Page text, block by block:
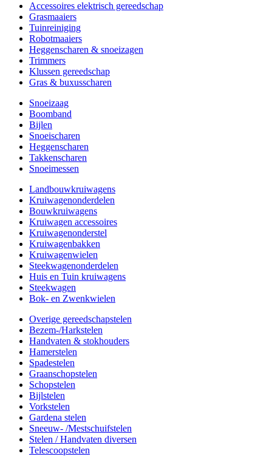
Accessoires elektrisch gereedschap
Grasmaaiers
Tuinreiniging
Robotmaaiers
Heggenscharen & snoeizagen
Trimmers
Klussen gereedschap
Gras & buxusscharen
Snoeizaag
Boomband
Bijlen
Snoeischaren
Heggenscharen
Takkenscharen
Snoeimessen
Landbouwkruiwagens
Kruiwagenonderdelen
Bouwkruiwagens
Kruiwagen accessoires
Kruiwagenonderstel
Kruiwagenbakken
Kruiwagenwielen
Steekwagenonderdelen
Huis en Tuin kruiwagens
Steekwagen
Bok- en Zwenkwielen
Overige gereedschapstelen
Bezem-/Harkstelen
Handvaten & stokhouders
Hamerstelen
Spadestelen
Graanschopstelen
Schopstelen
Bijlstelen
Vorkstelen
Gardena stelen
Sneeuw- /Mestschuifstelen
Stelen / Handvaten diversen
Telescoopstelen